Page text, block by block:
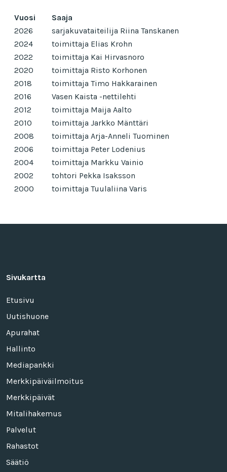
Vuosi
Saaja
2026
sarjakuvataiteilija Riina Tanskanen
2024
toimittaja Elias Krohn
2022
toimittaja Kai Hirvasnoro
2020
toimittaja Risto Korhonen
2018
toimittaja Timo Hakkarainen
2016
Vasen Kaista -nettilehti
2012
toimittaja Maija Aalto
2010
toimittaja Jarkko Mänttäri
2008
toimittaja Arja-Anneli Tuominen
2006
toimittaja Peter Lodenius
2004
toimittaja Markku Vainio
2002
tohtori Pekka Isaksson
2000
toimittaja Tuulaliina Varis
Sivukartta
Etusivu
Uutishuone
Apurahat
Hallinto
Mediapankki
Merkkipäiväilmoitus
Merkkipäivät
Mitalihakemus
Palvelut
Rahastot
Säätiö